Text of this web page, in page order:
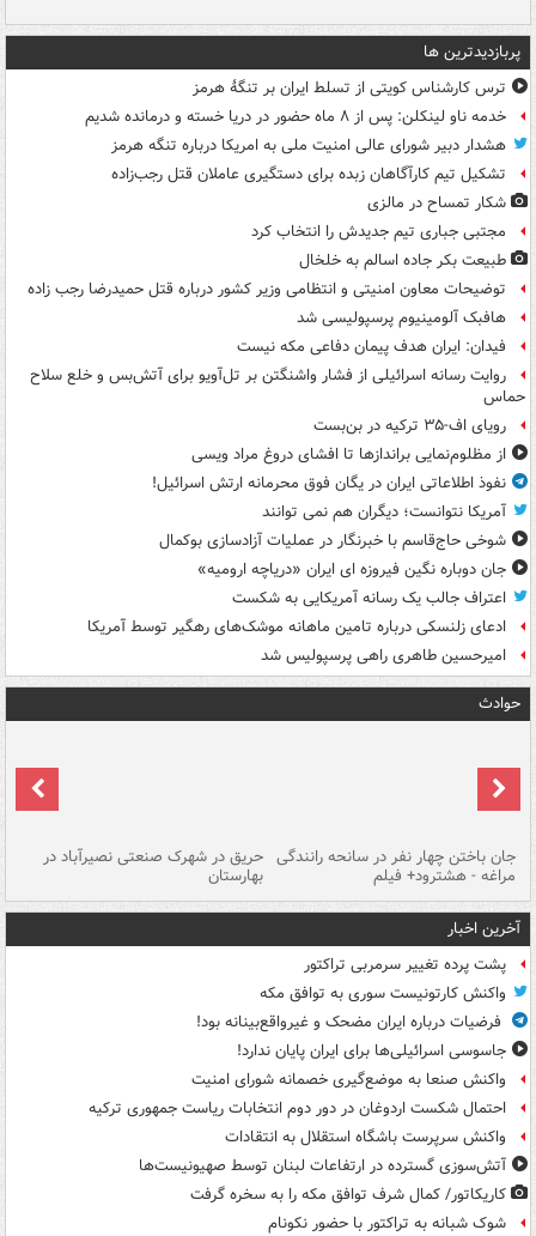
پربازدیدترین ها
ترس کارشناس کویتی از تسلط ایران بر تنگۀ هرمز
خدمه ناو لینکلن: پس از ۸ ماه حضور در دریا خسته و درمانده‌ شدیم
هشدار دبیر شورای عالی امنیت ملی به امریکا درباره تنگه هرمز
تشکیل تیم کارآگاهان زبده برای دستگیری عاملان قتل رجب‌زاده
شکار تمساح در مالزی
مجتبی جباری تیم جدیدش را انتخاب کرد
طبیعت بکر جاده اسالم به خلخال
توضیحات معاون امنیتی و انتظامی وزیر کشور درباره قتل حمیدرضا رجب زاده
هافبک آلومینیوم پرسپولیسی شد
فیدان: ایران هدف پیمان دفاعی مکه نیست
روایت رسانه اسرائیلی از فشار واشنگتن بر تل‌آویو برای آتش‌بس و خلع سلاح
حماس
رویای اف-۳۵ ترکیه در بن‌بست
از مظلوم‌نمایی براندازها تا افشای دروغ مراد ویسی
نفوذ اطلاعاتی ایران در یگان فوق محرمانه ارتش اسرائیل!
آمریکا نتوانست؛ دیگران هم نمی توانند
شوخی حاج‌قاسم با خبرنگار در عملیات آزادسازی بوکمال
جان دوباره نگین فیروزه ای ایران «دریاچه ارومیه»
اعتراف جالب یک رسانه آمریکایی به شکست
ادعای زلنسکی درباره تامین ماهانه موشک‌های رهگیر توسط آمریکا
امیرحسین طاهری راهی پرسپولیس شد
حوادث
جان باختن چهار نفر در سانحه رانندگی
مراغه - هشترود+ فیلم
حریق در شهرک صنعتی نصیرآباد در
بهارستان
آخرین اخبار
پشت پرده تغییر سرمربی تراکتور
واکنش کارتونیست سوری به توافق مکه
فرضیات درباره ایران مضحک و غیرواقع‌بینانه بود!
جاسوسی اسرائیلی‌ها برای ایران پایان ندارد!
واکنش صنعا به موضع‌گیری خصمانه شورای امنیت
احتمال شکست اردوغان در دور دوم انتخابات ریاست جمهوری ترکیه
واکنش سرپرست باشگاه استقلال به انتقادات
آتش‌سوزی گسترده در ارتفاعات لبنان توسط صهیونیست‌ها
کاریکاتور/ کمال شرف توافق مکه را به سخره گرفت
شوک شبانه به تراکتور با حضور نکونام